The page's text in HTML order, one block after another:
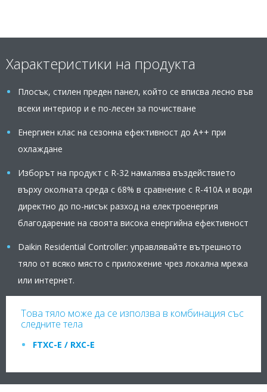
Характеристики на продукта
Плосък, стилен преден панел, който се вписва лесно във
всеки интериор и е по-лесен за почистване
Енергиен клас на сезонна ефективност до А++ при
охлаждане
Изборът на продукт с R-32 намалява въздействието
върху околната среда с 68% в сравнение с R-410A и води
директно до по-нисък разход на електроенергия
благодарение на своята висока енергийна ефективност
Daikin Residential Controller: управлявайте вътрешното
тяло от всяко място с приложение чрез локална мрежа
или интернет.
Това тяло може да се използва в комбинация със
следните тела
FTXC-E / RXC-E